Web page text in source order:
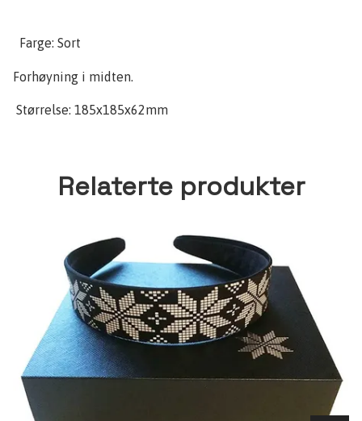
Farge: Sort
Forhøyning i midten.
Størrelse: 185x185x62mm
Relaterte produkter